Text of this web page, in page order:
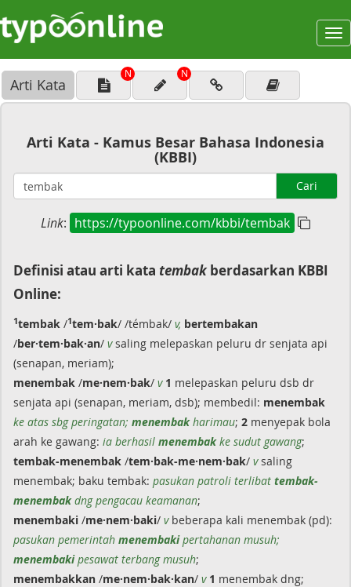
Arti Kata
N N
Arti Kata - Kamus Besar Bahasa Indonesia
(KBBI)
Cari
Link: https://typoonline.com/kbbi/tembak
Definisi atau arti kata tembakberdasarkan KBBI
Online:
1tembak /1tem·bak/ /témbak/ v, bertembakan
/ber·tem·bak·an/ vsaling melepaskan peluru dr senjata api
(senapan, meriam);
menembak /me·nem·bak/ v 1 melepaskan peluru dsb dr
senjata api (senapan, meriam, dsb); membedil: menembak
ke atas sbg peringatan; menembakharimau; 2 menyepak bola
arah ke gawang: ia berhasil menembakke sudut gawang;
tembak-menembak /tem·bak-me·nem·bak/ vsaling
menembak; baku tembak: pasukan patroli terlibat tembak-
menembakdng pengacau keamanan;
menembaki /me·nem·baki/ vbeberapa kali menembak (pd):
pasukan pemerintah menembakipertahanan musuh;
menembakipesawat terbang musuh;
menembakkan /me·nem·bak·kan/ v 1 menembak dng;